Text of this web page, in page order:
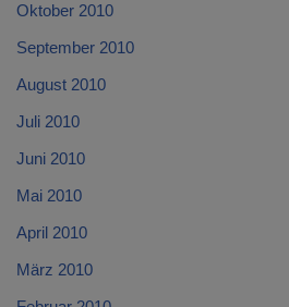
Oktober 2010
September 2010
August 2010
Juli 2010
Juni 2010
Mai 2010
April 2010
März 2010